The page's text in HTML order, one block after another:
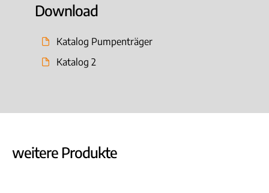
Download
Katalog Pumpenträger
Katalog 2
weitere Produkte